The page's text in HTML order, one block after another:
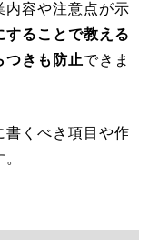
内容や注意点が示
することで教える
つきも防止できま
書くべき項目や作